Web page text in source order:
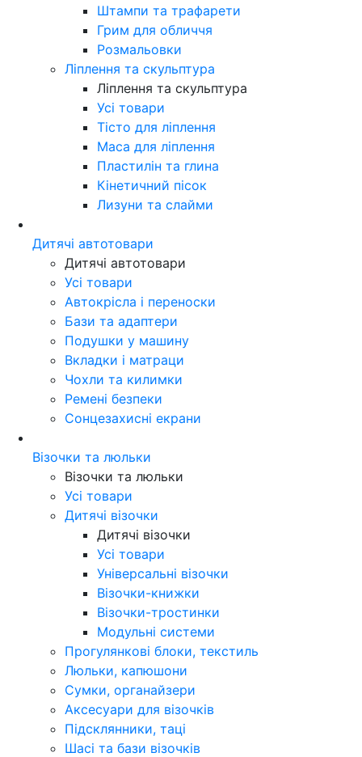
Штампи та трафарети
Грим для обличчя
Розмальовки
Ліплення та скульптура
Ліплення та скульптура
Усі товари
Тісто для ліплення
Маса для ліплення
Пластилін та глина
Кінетичний пісок
Лизуни та слайми
Дитячі автотовари
Дитячі автотовари
Усі товари
Автокрісла і переноски
Бази та адаптери
Подушки у машину
Вкладки і матраци
Чохли та килимки
Ремені безпеки
Сонцезахисні екрани
Візочки та люльки
Візочки та люльки
Усі товари
Дитячі візочки
Дитячі візочки
Усі товари
Універсальні візочки
Візочки-книжки
Візочки-тростинки
Модульні системи
Прогулянкові блоки, текстиль
Люльки, капюшони
Сумки, органайзери
Аксесуари для візочків
Підсклянники, таці
Шасі та бази візочків